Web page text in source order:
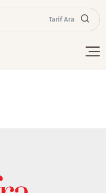
Tarif Ara